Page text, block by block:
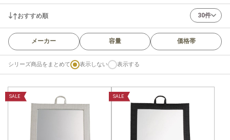
おすすめ順
メーカー 容量 価格帯
30件
シリーズ商品をまとめて 表示しない 表示する
SALE SALE